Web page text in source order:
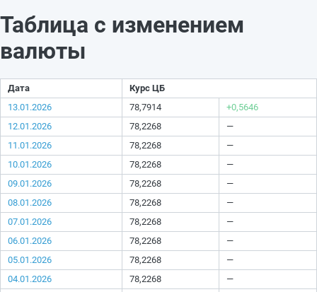
Таблица с изменением
валюты
Дата
Курс ЦБ
13.01.2026
78,7914
+0,5646
12.01.2026
78,2268
—
11.01.2026
78,2268
—
10.01.2026
78,2268
—
09.01.2026
78,2268
—
08.01.2026
78,2268
—
07.01.2026
78,2268
—
06.01.2026
78,2268
—
05.01.2026
78,2268
—
04.01.2026
78,2268
—